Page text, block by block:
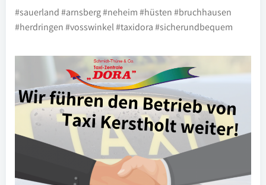
#sauerland #arnsberg #neheim #hüsten #bruchhausen
#herdringen #vosswinkel #taxidora #sicherundbequem